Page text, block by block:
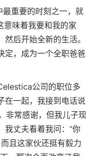
重要的时刻之一，就
意味着我要和我的家
后开始全新的生活。
定，成为一个全职爸爸
公司的职位多
在一起，我接到电话说
非常感谢，但我儿子现
我丈夫看着我问：“你
且这家伙还挺有毅力